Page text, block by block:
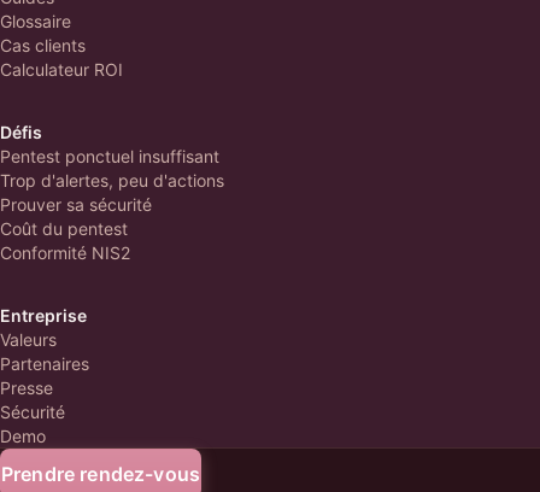
Glossaire
Cas clients
Calculateur ROI
Défis
Pentest ponctuel insuffisant
Trop d'alertes, peu d'actions
Prouver sa sécurité
Coût du pentest
Conformité NIS2
Entreprise
Valeurs
Partenaires
Presse
Sécurité
Demo
Contact
© 2026 Hacksessible. Tous droits réservés.
Prendre rendez-vous